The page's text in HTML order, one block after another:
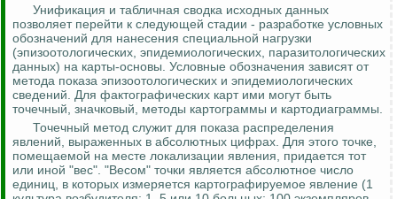
Унификация и табличная сводка исходных данных
позволяет перейти к следующей стадии - разработке условных
обозначений для нанесения специальной нагрузки
(эпизоотологических, эпидемиологических, паразитологических
данных) на карты-основы. Условные обозначения зависят от
метода показа эпизоотологических и эпидемиологических
сведений. Для фактографических карт ими могут быть
точечный, значковый, методы картограммы и картодиаграммы.
Точечный метод служит для показа распределения
явлений, выраженных в абсолютных цифрах. Для этого точке,
помещаемой на месте локализации явления, придается тот
или иной "вес". "Весом" точки является абсолютное число
единиц, в которых измеряется картографируемое явление (1